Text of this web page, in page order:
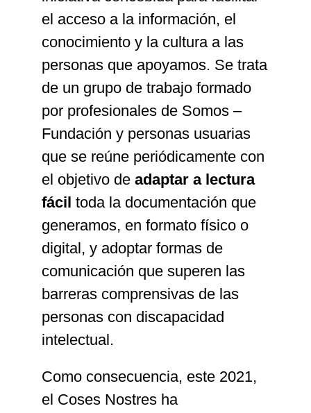
el acceso a la información, el
conocimiento y la cultura a las
personas que apoyamos. Se trata
de un grupo de trabajo formado
por profesionales de Somos –
Fundación y personas usuarias
que se reúne periódicamente con
el objetivo de adaptar a lectura
fácil toda la documentación que
generamos, en formato físico o
digital, y adoptar formas de
comunicación que superen las
barreras comprensivas de las
personas con discapacidad
intelectual.
Como consecuencia, este 2021,
el Coses Nostres ha